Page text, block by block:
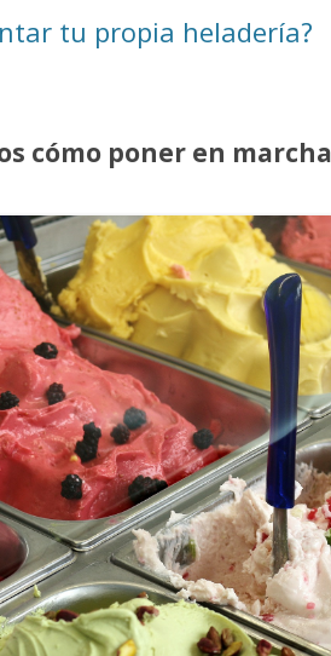
tu propia heladería?
cómo poner en